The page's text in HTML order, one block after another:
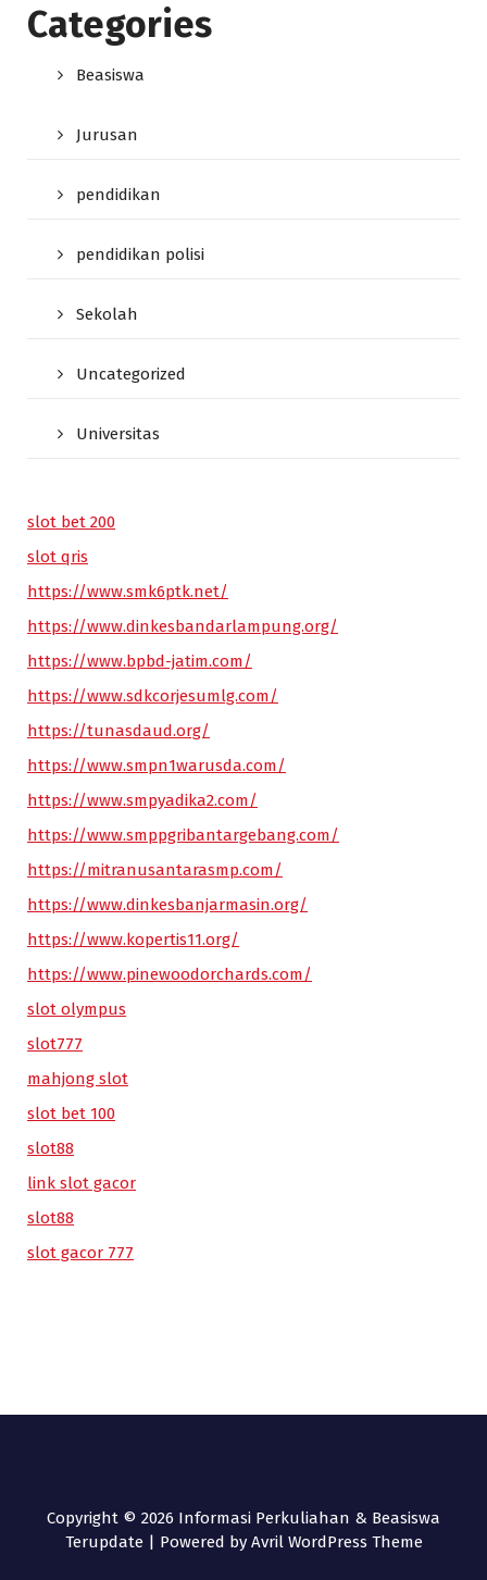
Categories
Beasiswa
Jurusan
pendidikan
pendidikan polisi
Sekolah
Uncategorized
Universitas
slot bet 200
slot qris
https://www.smk6ptk.net/
https://www.dinkesbandarlampung.org/
https://www.bpbd-jatim.com/
https://www.sdkcorjesumlg.com/
https://tunasdaud.org/
https://www.smpn1warusda.com/
https://www.smpyadika2.com/
https://www.smppgribantargebang.com/
https://mitranusantarasmp.com/
https://www.dinkesbanjarmasin.org/
https://www.kopertis11.org/
https://www.pinewoodorchards.com/
slot olympus
slot777
mahjong slot
slot bet 100
slot88
link slot gacor
slot88
slot gacor 777
Copyright © 2026 Informasi Perkuliahan & Beasiswa
Terupdate | Powered by Avril WordPress Theme